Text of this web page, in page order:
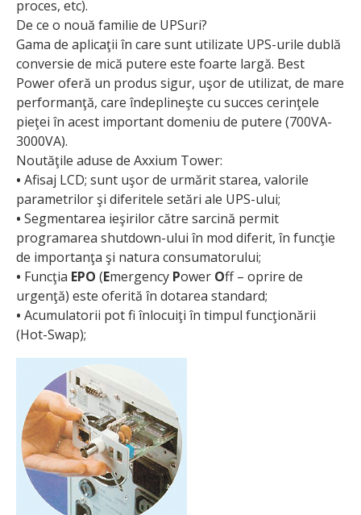
proces, etc).
De ce o nouă familie de UPSuri?
Gama de aplicaţii în care sunt utilizate UPS-urile dublă
conversie de mică putere este foarte largă. Best
Power oferă un produs sigur, uşor de utilizat, de mare
performanţă, care îndeplineşte cu succes cerinţele
pieţei în acest important domeniu de putere (700VA-
3000VA).
Noutăţile aduse de Axxium Tower:
• Afisaj LCD; sunt uşor de urmărit starea, valorile
parametrilor şi diferitele setări ale UPS-ului;
• Segmentarea ieşirilor către sarcină permit
programarea shutdown-ului în mod diferit, în funcţie
de importanţa şi natura consumatorului;
• Funcţia EPO (Emergency Power Off – oprire de
urgenţă) este oferită în dotarea standard;
• Acumulatorii pot fi înlocuiţi în timpul funcţionării
(Hot-Swap);